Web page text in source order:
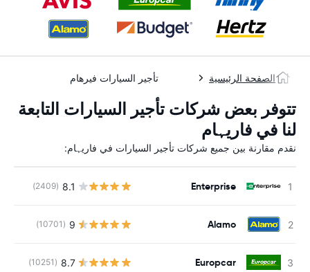
الصفحة الرئيسية تأجير السيارات فيرهام
تتوفر بعض شركات تأجير السيارات التابعة
لنا في فاریہام
نقدم مقارنة بين جميع شركات تأجير السيارات في فاریہام:
Enterprise
8.1
(2409)
Alamo
9
(10701)
Europcar
8.7
(10251)